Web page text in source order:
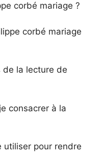
corbé mariage ?
corbé mariage
de la lecture de
consacrer à la
utiliser pour rendre